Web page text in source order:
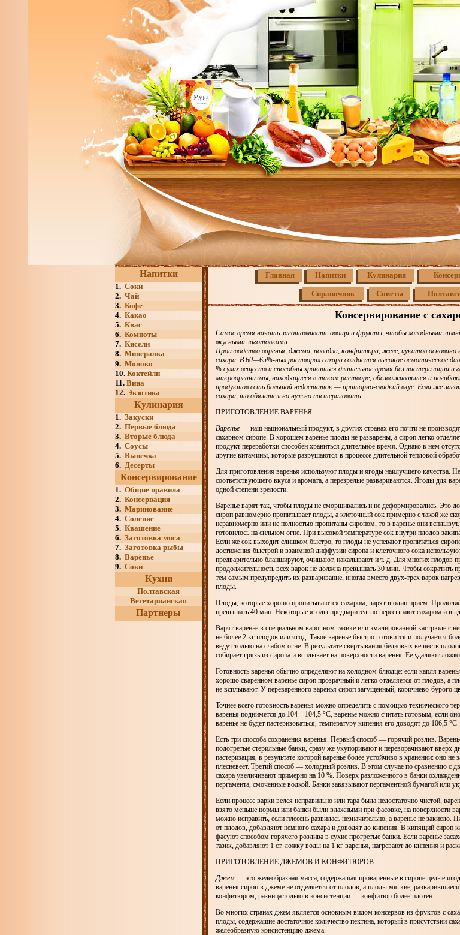
Напитки
1. Соки
2. Чай
3. Кофе
4. Какао
5. Квас
6. Компоты
7. Кисели
8. Минералка
9. Молоко
10. Коктейли
11. Вина
12. Экзотика
Кулинария
1. Закуски
2. Первые блюда
3. Вторые блюда
4. Соусы
5. Выпечка
6. Десерты
Консервирование
1. Общие правила
2. Консервация
3. Маринование
4. Соление
5. Квашение
6. Заготовка мяса
7. Заготовка рыбы
8. Варенье
9. Соки
Кухни
Полтавская
Вегетарианская
Партнеры
Главная Напитки Кулинария
Справочник Советы
Консервирование с
Самое время начать заготавливать овощи и фрукты, чтобы холодными
вкусными заготовками.
Производство варенья, джема, повидла, конфитюра, желе, цукатов основано
сахара. В 60—65%-ных растворах сахара создается высокое осмотическое
% сухих веществ и способны храниться длительное время без пастеризации
микроорганизмы, находящиеся в таком растворе, обезвоживаются и
продуктов есть большой недостаток — приторно-сладкий вкус. Если же
сахара, то обязательно нужно пастеризовать.
ПРИГОТОВЛЕНИЕ ВАРЕНЬЯ
Варенье — наш национальный продукт, в других странах его почти не
сахарном сиропе. В хорошем варенье плоды не разварены, а сироп легко
продукт переработки способен храниться длительное время. Однако в нем
другие витамины, которые разрушаются в процессе длительной тепловой
Для приготовления варенья используют плоды и ягоды наилучшего качества.
соответствующего вкуса и аромата, а перезрелые развариваются. Ягоды для
одной степени зрелости.
Варенье варят так, чтобы плоды не сморщивались и не деформировались. Это
сироп равномерно пропитывает плоды, а клеточный сок примерно с такой же
неравномерно или не полностью пропитаны сиропом, то в варенье они
готовилось на сильном огне. При высокой температуре сок внутри плодов
Если же сок выходит слишком быстро, то плоды не успевают пропитаться
достижения быстрой и взаимной диффузии сиропа и клеточного сока
предварительно бланшируют, очищают, накалывают и т. д. Для многих плодов
продолжительность всех варок не должна превышать 30 мин. Чтобы сократить
тем самым предупредить их разваривание, иногда вместо двух-трех варок
плоды.
Плоды, которые хорошо пропитываются сахаром, варят в один прием.
превышать 40 мин. Некоторые ягоды предварительно пересыпают сахаром и
Варят варенье в специальном варочном тазике или эмалированной кастрюле с
не более 2 кг плодов или ягод. Такое варенье быстро готовится и получается
ведут только на слабом огне. В результате свертывания белковых веществ
собирает грязь из сиропа и всплывает на поверхности варенья. Ее удаляют
Готовность варенья обычно определяют на холодном блюдце: если капля
хорошо сваренном варенье сироп прозрачный и легко отделяется от плодов, а
не всплывают. У переваренного варенья сироп загущенный, коричнево-бурого
Точнее всего готовность варенья можно определить с помощью технического
варенья поднимется до 104—104,5 °С, варенье можно считать готовым, если оно
варенье не будет пастеризоваться, температуру кипения его доводят до 106,5 °С.
Есть три способа сохранения варенья. Первый способ — горячий розлив.
подогретые стерильные банки, сразу же укупоривают и переворачивают
пастеризация, в результате которой варенье более устойчиво в хранении: оно не
плесневеет. Третий способ — холодный розлив. В этом случае по сравнению с
сахара увеличивают примерно на 10 %. Поверх разложенного в банки
пергамента, смоченные водкой. Банки завязывают пергаментной бумагой или
Если процесс варки велся неправильно или тара была недостаточно чистой,
взято меньше нормы или банки были влажными при фасовке, на поверхности
можно исправить, если плесень развилась незначительно, а варенье не закисло.
от плодов, добавляют немного сахара и доводят до кипения. В кипящий сироп
фасуют способом горячего розлива в сухие прогретые банки. Если варенье
тазик, добавляют 1 ст. ложку воды на 1 кг варенья, нагревают до кипения и
ПРИГОТОВЛЕНИЕ ДЖЕМОВ И КОНФИТЮРОВ
Джем — это желеобразная масса, содержащая проваренные в сиропе целые
варенья сироп в джеме не отделяется от плодов, а плоды мягкие,
конфитюром, разница только в консистенции — конфитюр более плотен.
Во многих странах джем является основным видом консервов из фруктов с
плоды, содержащие достаточное количество пектина, который в присутствии
желеобразную консистенцию джема.